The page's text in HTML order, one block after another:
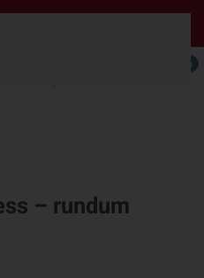
0
– rundum